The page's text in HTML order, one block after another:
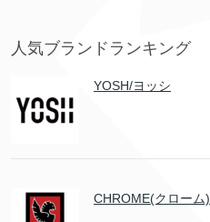
人気ブランドランキング
YOSH/ヨッシ
CHROME(クローム)